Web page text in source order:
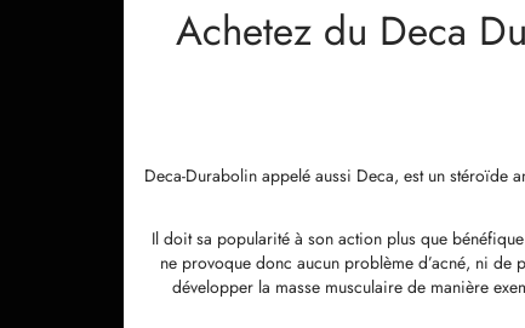
Achetez du Deca
Deca-Durabolin appelé aussi Deca, est un stéroïde
Il doit sa popularité à son action plus que
ne provoque donc aucun problème d’acné, ni de
développer la masse musculaire de manière